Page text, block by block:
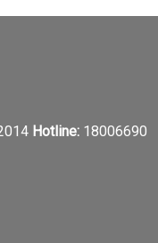
Hotline:18006690